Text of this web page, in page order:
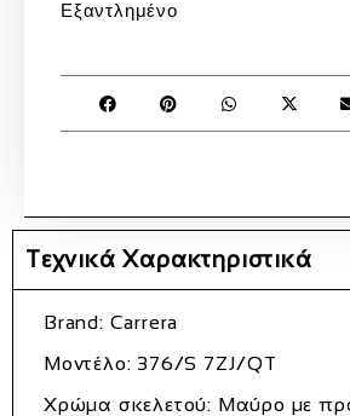
Εξαντλημένο
Τεχνικά Χαρακτηριστικά
Brand: Carrera
Μοντέλο: 376/S 7ZJ/QT
Χρώμα σκελετού: Μαύρο με